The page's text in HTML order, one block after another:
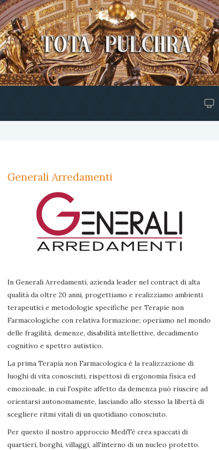
Generali Arredamenti
In Generali Arredamenti, azienda leader nel contract di alta
qualità da oltre 20 anni, progettiamo e realizziamo ambienti
terapeutici e metodologie specifiche per Terapie non
Farmacologiche con relativa formazione; operiamo nel mondo
delle fragilità, demenze, disabilità intellettive, decadimento
cognitivo e spettro autistico.
La prima Terapia non Farmacologica è la realizzazione di
luoghi di vita conosciuti, rispettosi di ergonomia fisica ed
emozionale, in cui l'ospite affetto da demenza può riuscire ad
orientarsi autonomamente, lasciando allo stesso la libertà di
scegliere ritmi vitali di un quotidiano conosciuto.
Per questo il nostro approccio MediTè crea spaccati di
quartieri, borghi, villaggi, all'interno di un nucleo protetto.